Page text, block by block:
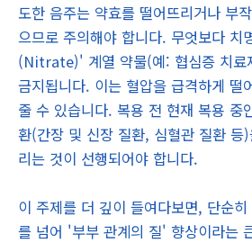
도한 음주는 약효를 떨어뜨리거나 부
으므로 주의해야 합니다. 무엇보다 치
(Nitrate)' 계열 약물(예: 협심증 치료
금지됩니다. 이는 혈압을 급격하게 떨
줄 수 있습니다. 복용 전 현재 복용 중
환(간장 및 신장 질환, 심혈관 질환 등
리는 것이 선행되어야 합니다.
이 주제를 더 깊이 들여다보면, 단순
를 넘어 '부부 관계의 질' 향상이라는